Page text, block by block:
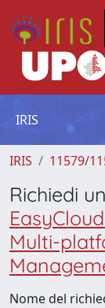
IRIS
IRIS 11579/
Richiedi
Multi-
Nome del